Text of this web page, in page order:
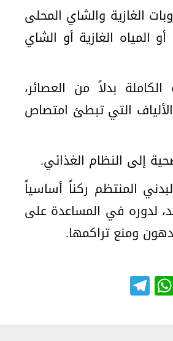
الغازية والشاي المحلى
أو المياه الغازية أو الشاي
بدلاً من العصائر،
التي تبطئ امتصاص
إلى النظام الغذائي.
المنتظم ركناً أساسياً
لدوره في المساعدة على
ومنع تراكمها.
WhatsApp